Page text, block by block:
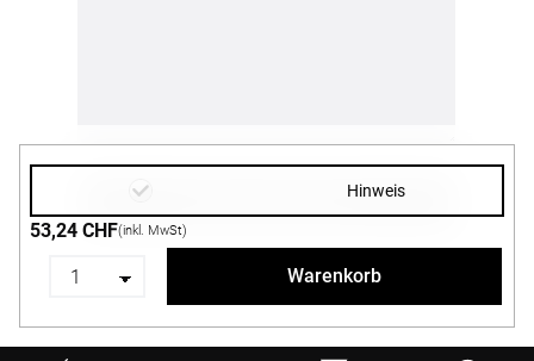
Hinweis
53,24 CHF(inkl. MwSt)
Warenkorb